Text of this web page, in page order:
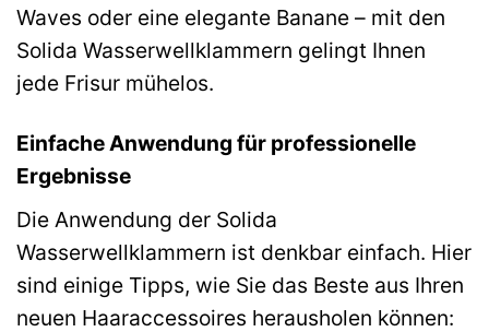
Waves oder eine elegante Banane – mit den
Solida Wasserwellklammern gelingt Ihnen
jede Frisur mühelos.
Einfache Anwendung für professionelle
Ergebnisse
Die Anwendung der Solida
Wasserwellklammern ist denkbar einfach. Hier
sind einige Tipps, wie Sie das Beste aus Ihren
neuen Haaraccessoires herausholen können: